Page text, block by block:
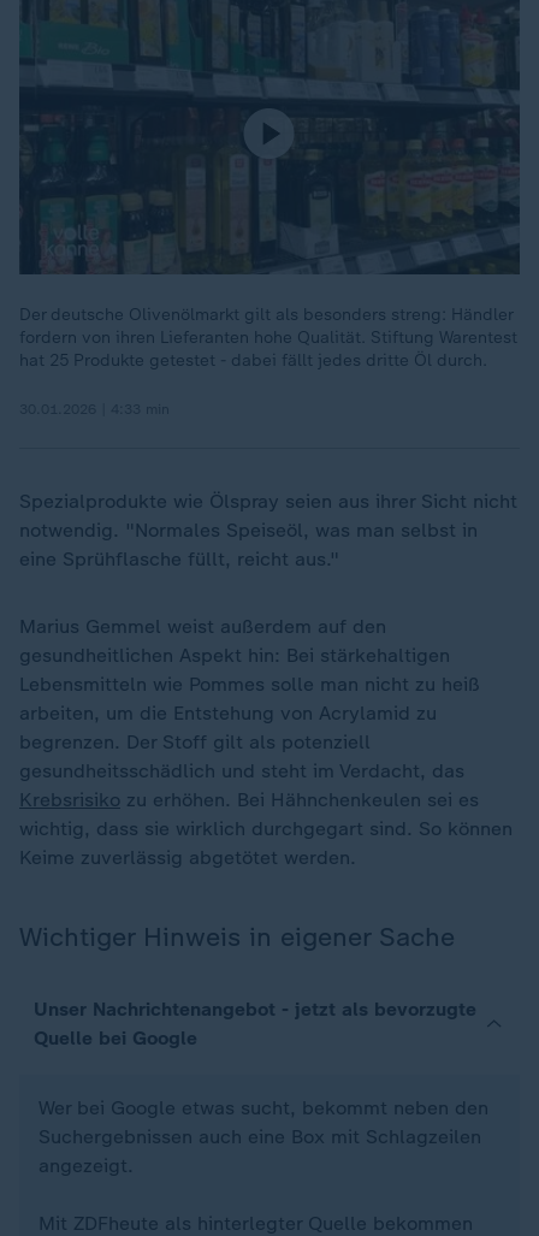
Der deutsche Olivenölmarkt gilt als besonders streng: Händler
fordern von ihren Lieferanten hohe Qualität. Stiftung Warentest
hat 25 Produkte getestet - dabei fällt jedes dritte Öl durch.
Spezialprodukte wie Ölspray seien aus ihrer Sicht nicht
notwendig. "Normales Speiseöl, was man selbst in
eine Sprühflasche füllt, reicht aus."
Marius Gemmel weist außerdem auf den
gesundheitlichen Aspekt hin: Bei stärkehaltigen
Lebensmitteln wie Pommes solle man nicht zu heiß
arbeiten, um die Entstehung von Acrylamid zu
begrenzen. Der Stoff gilt als potenziell
gesundheitsschädlich und steht im Verdacht, das
Krebsrisiko zu erhöhen. Bei Hähnchenkeulen sei es
wichtig, dass sie wirklich durchgegart sind. So können
Keime zuverlässig abgetötet werden.
Wichtiger Hinweis in eigener Sache
Unser Nachrichtenangebot - jetzt als bevorzugte
Quelle bei Google
Wer bei Google etwas sucht, bekommt neben den
Suchergebnissen auch eine Box mit Schlagzeilen
angezeigt.
Mit ZDFheute als hinterlegter Quelle bekommen